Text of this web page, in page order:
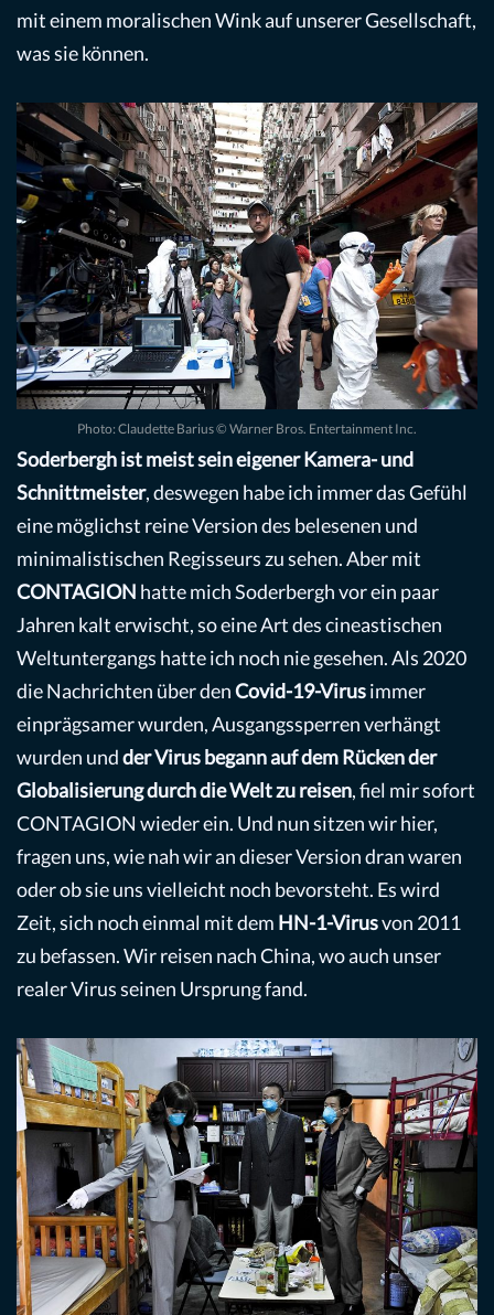
mit einem moralischen Wink auf unserer Gesellschaft,
was sie können.
Photo: Claudette Barius © Warner Bros. Entertainment Inc.
Soderbergh ist meist sein eigener Kamera- und
Schnittmeister, deswegen habe ich immer das Gefühl
eine möglichst reine Version des belesenen und
minimalistischen Regisseurs zu sehen. Aber mit
CONTAGION hatte mich Soderbergh vor ein paar
Jahren kalt erwischt, so eine Art des cineastischen
Weltuntergangs hatte ich noch nie gesehen. Als 2020
die Nachrichten über denCovid-19-Virusimmer
einprägsamer wurden, Ausgangssperren verhängt
wurden undder Virus begann auf dem Rücken der
Globalisierung durch die Welt zu reisen, fiel mir sofort
CONTAGION wieder ein. Und nun sitzen wir hier,
fragen uns, wie nah wir an dieser Version dran waren
oder ob sie uns vielleicht noch bevorsteht. Es wird
Zeit, sich noch einmal mit dem HN-1-Virusvon 2011
zu befassen. Wir reisen nach China, wo auch unser
realer Virus seinen Ursprung fand.